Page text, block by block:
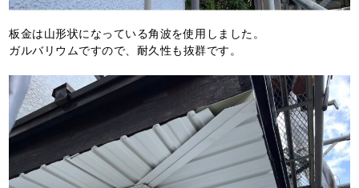
板金は山形状になっている角波を使用しました。
ガルバリウムですので、耐久性も抜群です。